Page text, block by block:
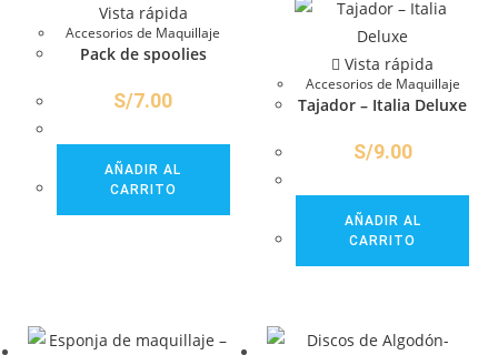
Vista rápida
Accesorios de Maquillaje
Pack de spoolies
S/7.00
AÑADIR AL
CARRITO
Vista rápida
Accesorios de Maquillaje
Tajador – Italia Deluxe
S/9.00
AÑADIR AL
CARRITO